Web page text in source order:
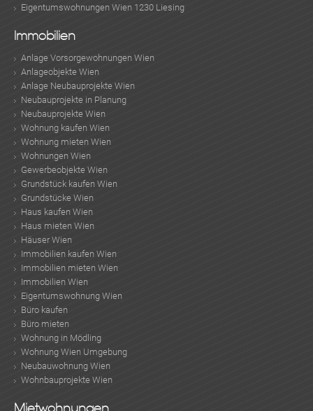
Eigentumswohnungen Wien 1230 Liesing
Immobilien
Anlage Vorsorgewohnungen Wien
Anlageobjekte Wien
Anlage Neubauprojekte Wien
Neubauprojekte in Planung
Neubauprojekte Wien
Wohnung kaufen Wien
Wohnung mieten Wien
Wohnungen Wien
Gewerbeobjekte Wien
Grundstück kaufen Wien
Grundstücke Wien
Haus kaufen Wien
Haus mieten Wien
Häuser Wien
Immobilien kaufen Wien
Immobilien mieten Wien
Immobilien Wien
Eigentumswohnung Wien
Büro kaufen
Büro mieten
Wohnung in Mödling
Wohnung Wien Umgebung
Neubauwohnung Wien
Wohnbauprojekte Wien